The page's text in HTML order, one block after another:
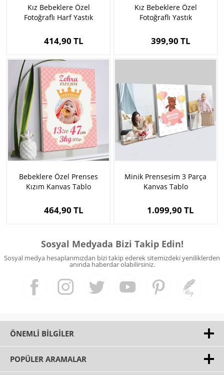
Kız Bebeklere Özel
Fotoğraflı Harf Yastık
414,90 TL
Kız Bebeklere Özel
Fotoğraflı Yastık
399,90 TL
Bebeklere Özel Prenses
Kızım Kanvas Tablo
464,90 TL
Minik Prensesim 3 Parça
Kanvas Tablo
1.099,90 TL
Sosyal Medyada Bizi Takip Edin!
Sosyal medya hesaplarımızdan bizi takip ederek sitemizdeki yeniliklerden
anında haberdar olabilirsiniz.
ÖNEMLI BILGILER
POPÜLER ARAMALAR